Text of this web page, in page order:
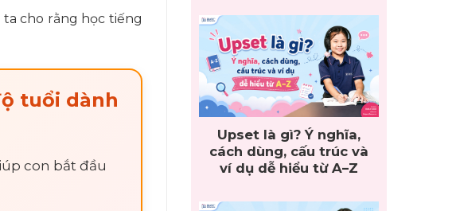
ta cho rằng học tiếng
tuổi dành
con bắt đầu
Upset là gì? Ý nghĩa,
cách dùng, cấu trúc và
ví dụ dễ hiểu từ A–Z